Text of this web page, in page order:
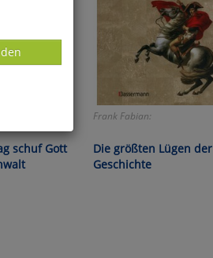
schuf Gott
Frank Fabian:
Die größten Lügen der
Geschichte
-
Cookies